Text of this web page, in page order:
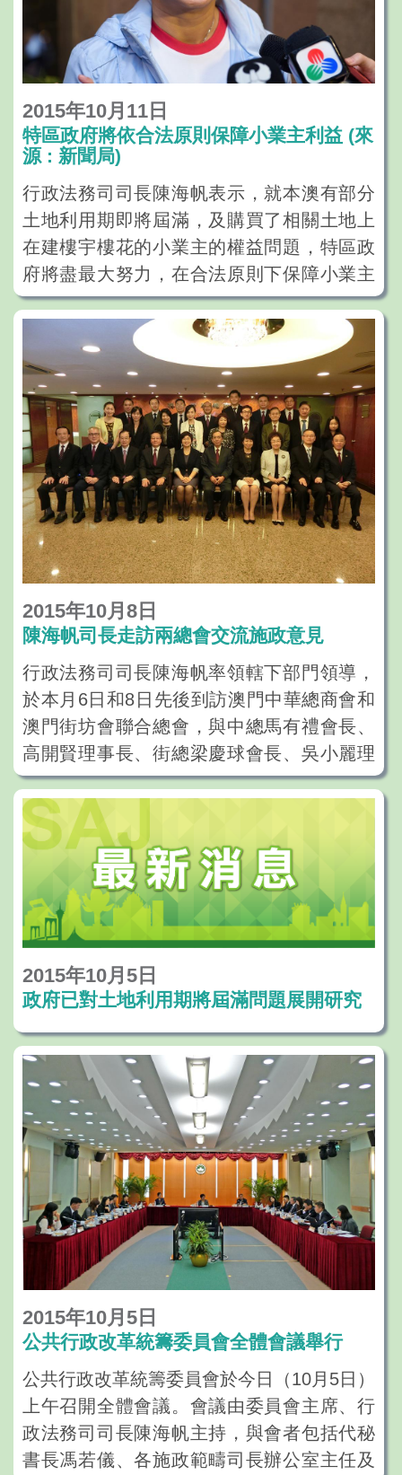
2015年10月11日
特區政府將依合法原則保障小業主利益 (來
源 : 新聞局)
行政法務司司長陳海帆表示，就本澳有部分
土地利用期即將屆滿，及購買了相關土地上
在建樓宇樓花的小業主的權益問題，特區政
府將盡最大努力，在合法原則下保障小業主
利益。
2015年10月8日
陳海帆司長走訪兩總會交流施政意見
行政法務司司長陳海帆率領轄下部門領導，
於本月6日和8日先後到訪澳門中華總商會和
澳門街坊會聯合總會，與中總馬有禮會長、
高開賢理事長、街總梁慶球會長、吳小麗理
事長以及相關負責人會面，介紹在公共行政
改革、法制建設及民生事務方面所開展的工
作情況，並聽取兩個團體對行政法務範疇明
年施政工作的意見和建議。
2015年10月5日
政府已對土地利用期將屆滿問題展開研究
2015年10月5日
公共行政改革統籌委員會全體會議舉行
公共行政改革統籌委員會於今日（10月5日）
上午召開全體會議。會議由委員會主席、行
政法務司司長陳海帆主持，與會者包括代秘
書長馮若儀、各施政範疇司長辦公室主任及